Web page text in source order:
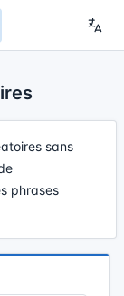
sans
phrases